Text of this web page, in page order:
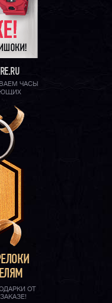
ЧАСЫ
ОТ